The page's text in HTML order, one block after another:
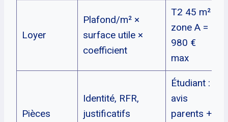
Loyer
Plafond/m² ×
surface utile ×
coefficient
T2 45 m²
zone A =
980 €
max
Pièces
Identité, RFR,
justificatifs
Étudiant :
avis
parents +